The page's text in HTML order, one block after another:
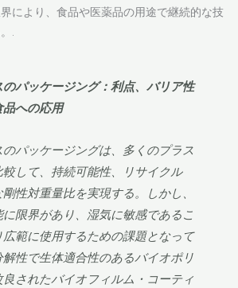
により、食品や医薬品の用途で継続的な技
.
パッケージング：利点、バリア性
への応用
パッケージングは、多くのプラス
較して、持続可能性、リサイクル
性対重量比を実現する。しかし、
限界があり、湿気に敏感であるこ
広範に使用するための課題となって
解性で生体適合性のあるバイオポリ
良されたバイオフィルム・コーティ